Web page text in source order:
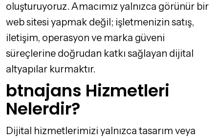
oluşturuyoruz. Amacımız yalnızca görünür bir
web sitesi yapmak değil; işletmenizin satış,
iletişim, operasyon ve marka güveni
süreçlerine doğrudan katkı sağlayan dijital
altyapılar kurmaktır.
btnajans Hizmetleri
Nelerdir?
Dijital hizmetlerimizi yalnızca tasarım veya